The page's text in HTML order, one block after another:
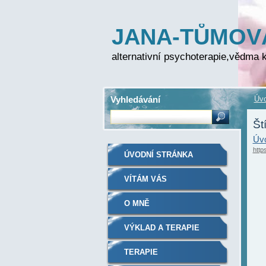
JANA-
alternativní psychoterapie,vědma
ÚVODNÍ STRÁNKA
VÍTÁM VÁS
O MNĚ
VÝKLAD A TERAPIE
TERAPIE
Vyhledávání